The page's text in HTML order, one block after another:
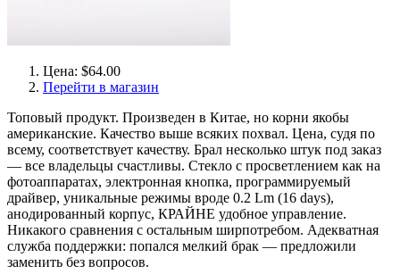
Цена: $64.00
Перейти в магазин
Топовый продукт. Произведен в Китае, но корни якобы
американские. Качество выше всяких похвал. Цена, судя по
всему, соответствует качеству. Брал несколько штук под заказ
— все владельцы счастливы. Стекло с просветлением как на
фотоаппаратах, электронная кнопка, программируемый
драйвер, уникальные режимы вроде 0.2 Lm (16 days),
анодированный корпус, КРАЙНЕ удобное управление.
Никакого сравнения с остальным ширпотребом. Адекватная
служба поддержки: попался мелкий брак — предложили
заменить без вопросов.